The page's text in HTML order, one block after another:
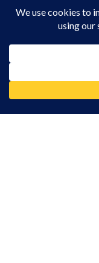
Acest site folosește cookies.
cookie-urilor.